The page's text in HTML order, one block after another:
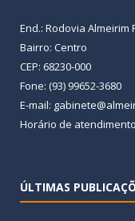
End.: Rodovia Almeirim
Bairro: Centro
CEP: 68230-000
Fone: (93) 99652-3680
E-mail:
Horário de
ÚLTIMAS